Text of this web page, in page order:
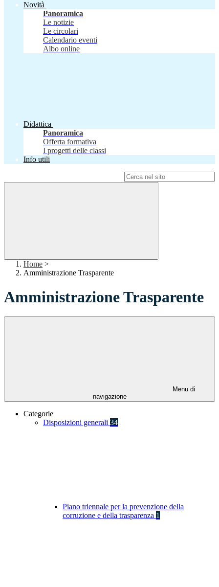
Novità
Panoramica
Le notizie
Le circolari
Calendario eventi
Albo online
Didattica
Panoramica
Offerta formativa
I progetti delle classi
Info utili
Home >
Amministrazione Trasparente
Amministrazione Trasparente
Menu di
navigazione
Categorie
Disposizioni generali 34
Piano triennale per la prevenzione della
corruzione e della trasparenza 1